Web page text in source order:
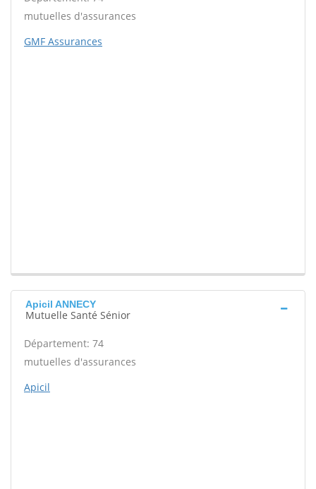
mutuelles d'assurances
GMF Assurances
Apicil ANNECY
Mutuelle Santé Sénior
Département: 74
mutuelles d'assurances
Apicil